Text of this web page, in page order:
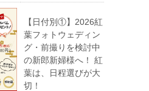
【日付別①】2026紅
葉フォトウェディン
グ・前撮りを検討中
の新郎新婦様へ！ 紅
葉は、日程選びが大
切！